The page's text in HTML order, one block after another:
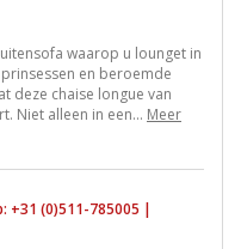
waarop u lounget in
en beroemde
deze chaise longue van
Niet alleen in een... Meer
+31 (0)511-785005 |